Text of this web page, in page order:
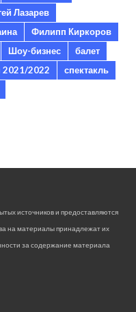
Лазарев
Филипп Киркоров
Шоу-бизнес
балет
2021/2022
спектакль
источников и предоставляются
на материалы принадлежат их
за содержание материала